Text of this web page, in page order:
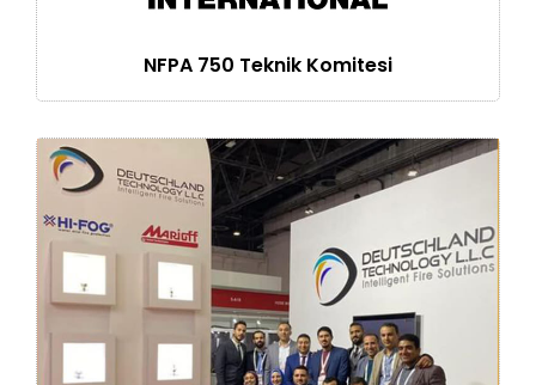
NFPA 750 Teknik Komitesi